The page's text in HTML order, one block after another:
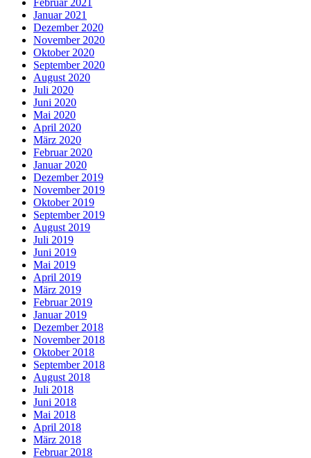
Januar 2021
Dezember 2020
November 2020
Oktober 2020
September 2020
August 2020
Juli 2020
Juni 2020
Mai 2020
April 2020
März 2020
Februar 2020
Januar 2020
Dezember 2019
November 2019
Oktober 2019
September 2019
August 2019
Juli 2019
Juni 2019
Mai 2019
April 2019
März 2019
Februar 2019
Januar 2019
Dezember 2018
November 2018
Oktober 2018
September 2018
August 2018
Juli 2018
Juni 2018
Mai 2018
April 2018
März 2018
Februar 2018